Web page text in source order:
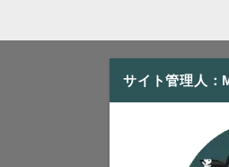
サイト管理人：